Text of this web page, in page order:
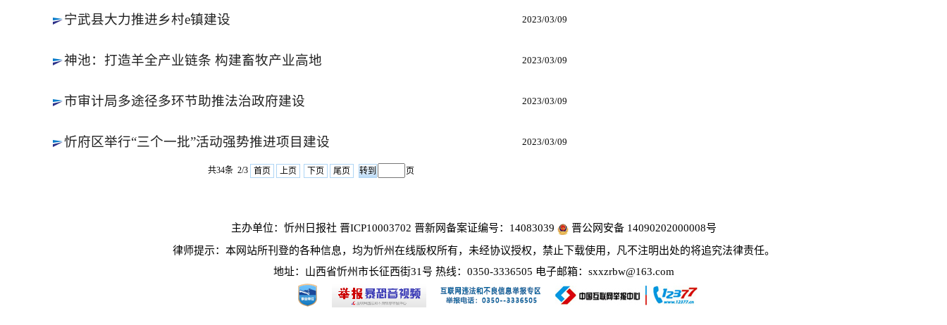
宁武县大力推进乡村e镇建设 2023/03/09
神池：打造羊全产业链条 构建畜牧产业高地 2023/03/09
市审计局多途径多环节助推法治政府建设 2023/03/09
忻府区举行“三个一批”活动强势推进项目建设 2023/03/09
共34条 2/3 首页 上页 下页 尾页 页
主办单位：忻州日报社 晋ICP10003702 晋新网备案证编号：14083039
晋公网安备 14090202000008号
律师提示：本网站所刊登的各种信息，均为忻州在线版权所有，未经协议授权，禁止下载使用，凡不注明出处的将追究法律责任。
地址：山西省忻州市长征西街31号 热线：0350-3336505 电子邮箱：sxxzrbw@163.com